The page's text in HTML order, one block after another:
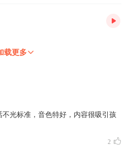
载更多
光标准，音色特好，内容很吸引孩
2